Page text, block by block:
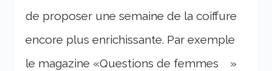
de proposer une semaine de la coiffure
encore plus enrichissante. Par exemple
le magazine «Questions de femmes »